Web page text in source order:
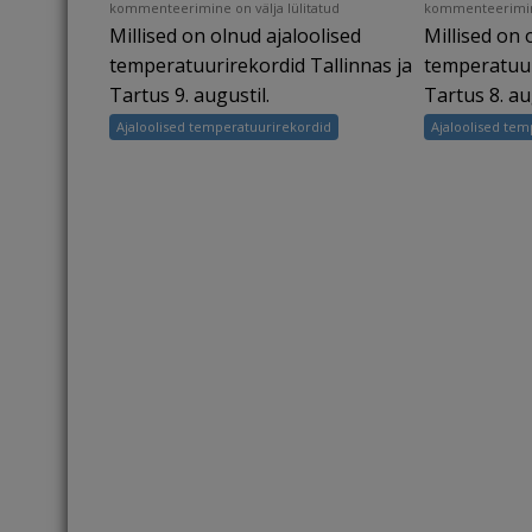
Ajaloolised
temperatuurirekordid
Eestis:
9.
augustil
kommenteerimine on välja lülitatud
Millised on olnud ajaloolised
temperatuurirekordid Tallinnas ja
Tartus 9. augustil.
Ajaloolised temperatuurirekordid
Ajaloolised
Eestis:
8.
augustil
Millised on
Tartus 8.
Ajaloolised